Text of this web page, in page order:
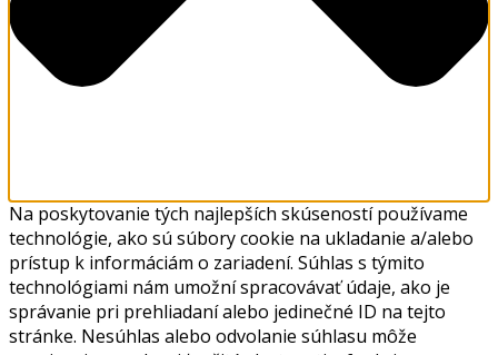
Na poskytovanie tých najlepších skúseností používame
technológie, ako sú súbory cookie na ukladanie a/alebo
prístup k informáciám o zariadení. Súhlas s týmito
technológiami nám umožní spracovávať údaje, ako je
správanie pri prehliadaní alebo jedinečné ID na tejto
stránke. Nesúhlas alebo odvolanie súhlasu môže